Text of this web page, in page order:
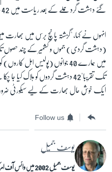
گئے دہشت گرد حملے کے بعد ریاست میں 42 دہشت گردوں کو ہلاک کیا جا چکا ہے۔
انہوں نے کہا، "گزشتہ پانچ برس میں بھارت
(دہشت گردی) جموں و کشمیر کے چند حصوں
میں ہمارے 40 جوانوں (پولیس
تک تقریبا"42 دہشت گردوں کو ہلاک
ایک خوش حال بھارت کے لیے سیکورٹی
Follow us
یوسف جمیل
یوسف جمیل 2002